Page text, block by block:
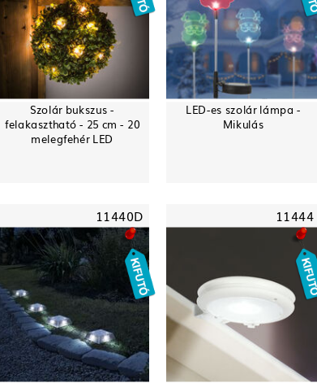
Szolár bukszus -
felakasztható - 25 cm - 20
melegfehér LED
LED-es szolár lámpa -
Mikulás
11440D 11444